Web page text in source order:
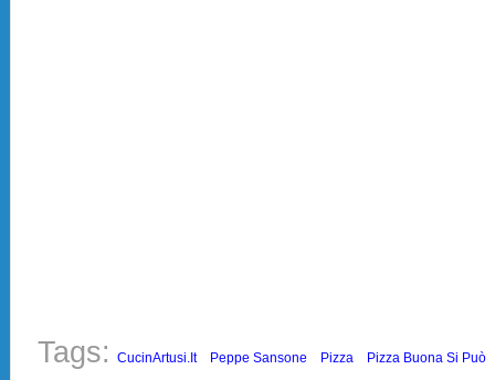
Tags: CucinArtusi.it Peppe Sansone Pizza Pizza Buona Si Può